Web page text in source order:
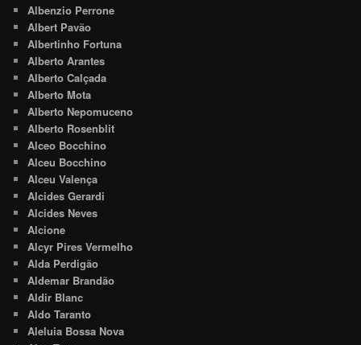
Albenzio Perrone
Albert Pavão
Albertinho Fortuna
Alberto Arantes
Alberto Calçada
Alberto Mota
Alberto Nepomuceno
Alberto Rosenblit
Alceo Bocchino
Alceu Bocchino
Alceu Valença
Alcides Gerardi
Alcides Neves
Alcione
Alcyr Pires Vermelho
Alda Perdigão
Aldemar Brandão
Aldir Blanc
Aldo Taranto
Aleluia Bossa Nova